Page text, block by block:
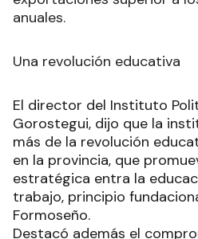
anuales.
Una revolución educativa
El director del Instituto
Gorostegui, dijo que la
más de la revolución
en la provincia, que
estratégica entra la
trabajo, principio
Formoseño.
Destacó además el